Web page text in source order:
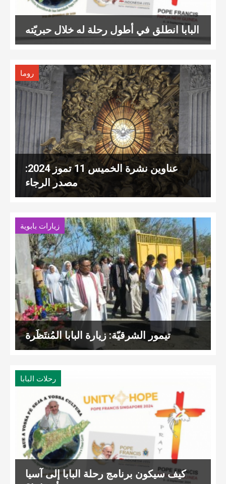
البابا انطلق في أطول رحلة له خلال حبريّته
روما
عناوين نشرة الخميس 11 تموز 2024:
مصدر الرجاء
زيارات بابوية
تيمور الشرقيّة: زيارة البابا المُنتَظَرة
رحلات البابا
كيف سيكون برنامج رحلة البابا إلى آسيا